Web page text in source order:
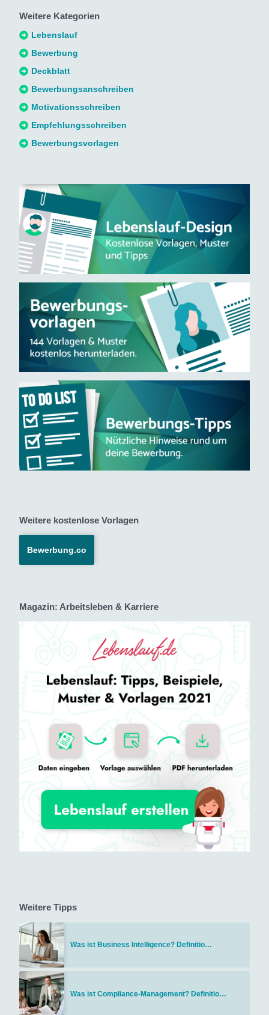
e
n
n
a
c
Weitere Kategorien
Lebenslauf
Bewerbung
Deckblatt
Bewerbungsanschreiben
Motivationsschreiben
Empfehlungsschreiben
Bewerbungsvorlagen
Weitere kostenlose Vorlagen
Bewerbung.co
Magazin: Arbeitsleben & Karriere
Weitere Tipps
Was ist Business Intelligence? Definitio…
Was ist Compliance-Management? Definitio…